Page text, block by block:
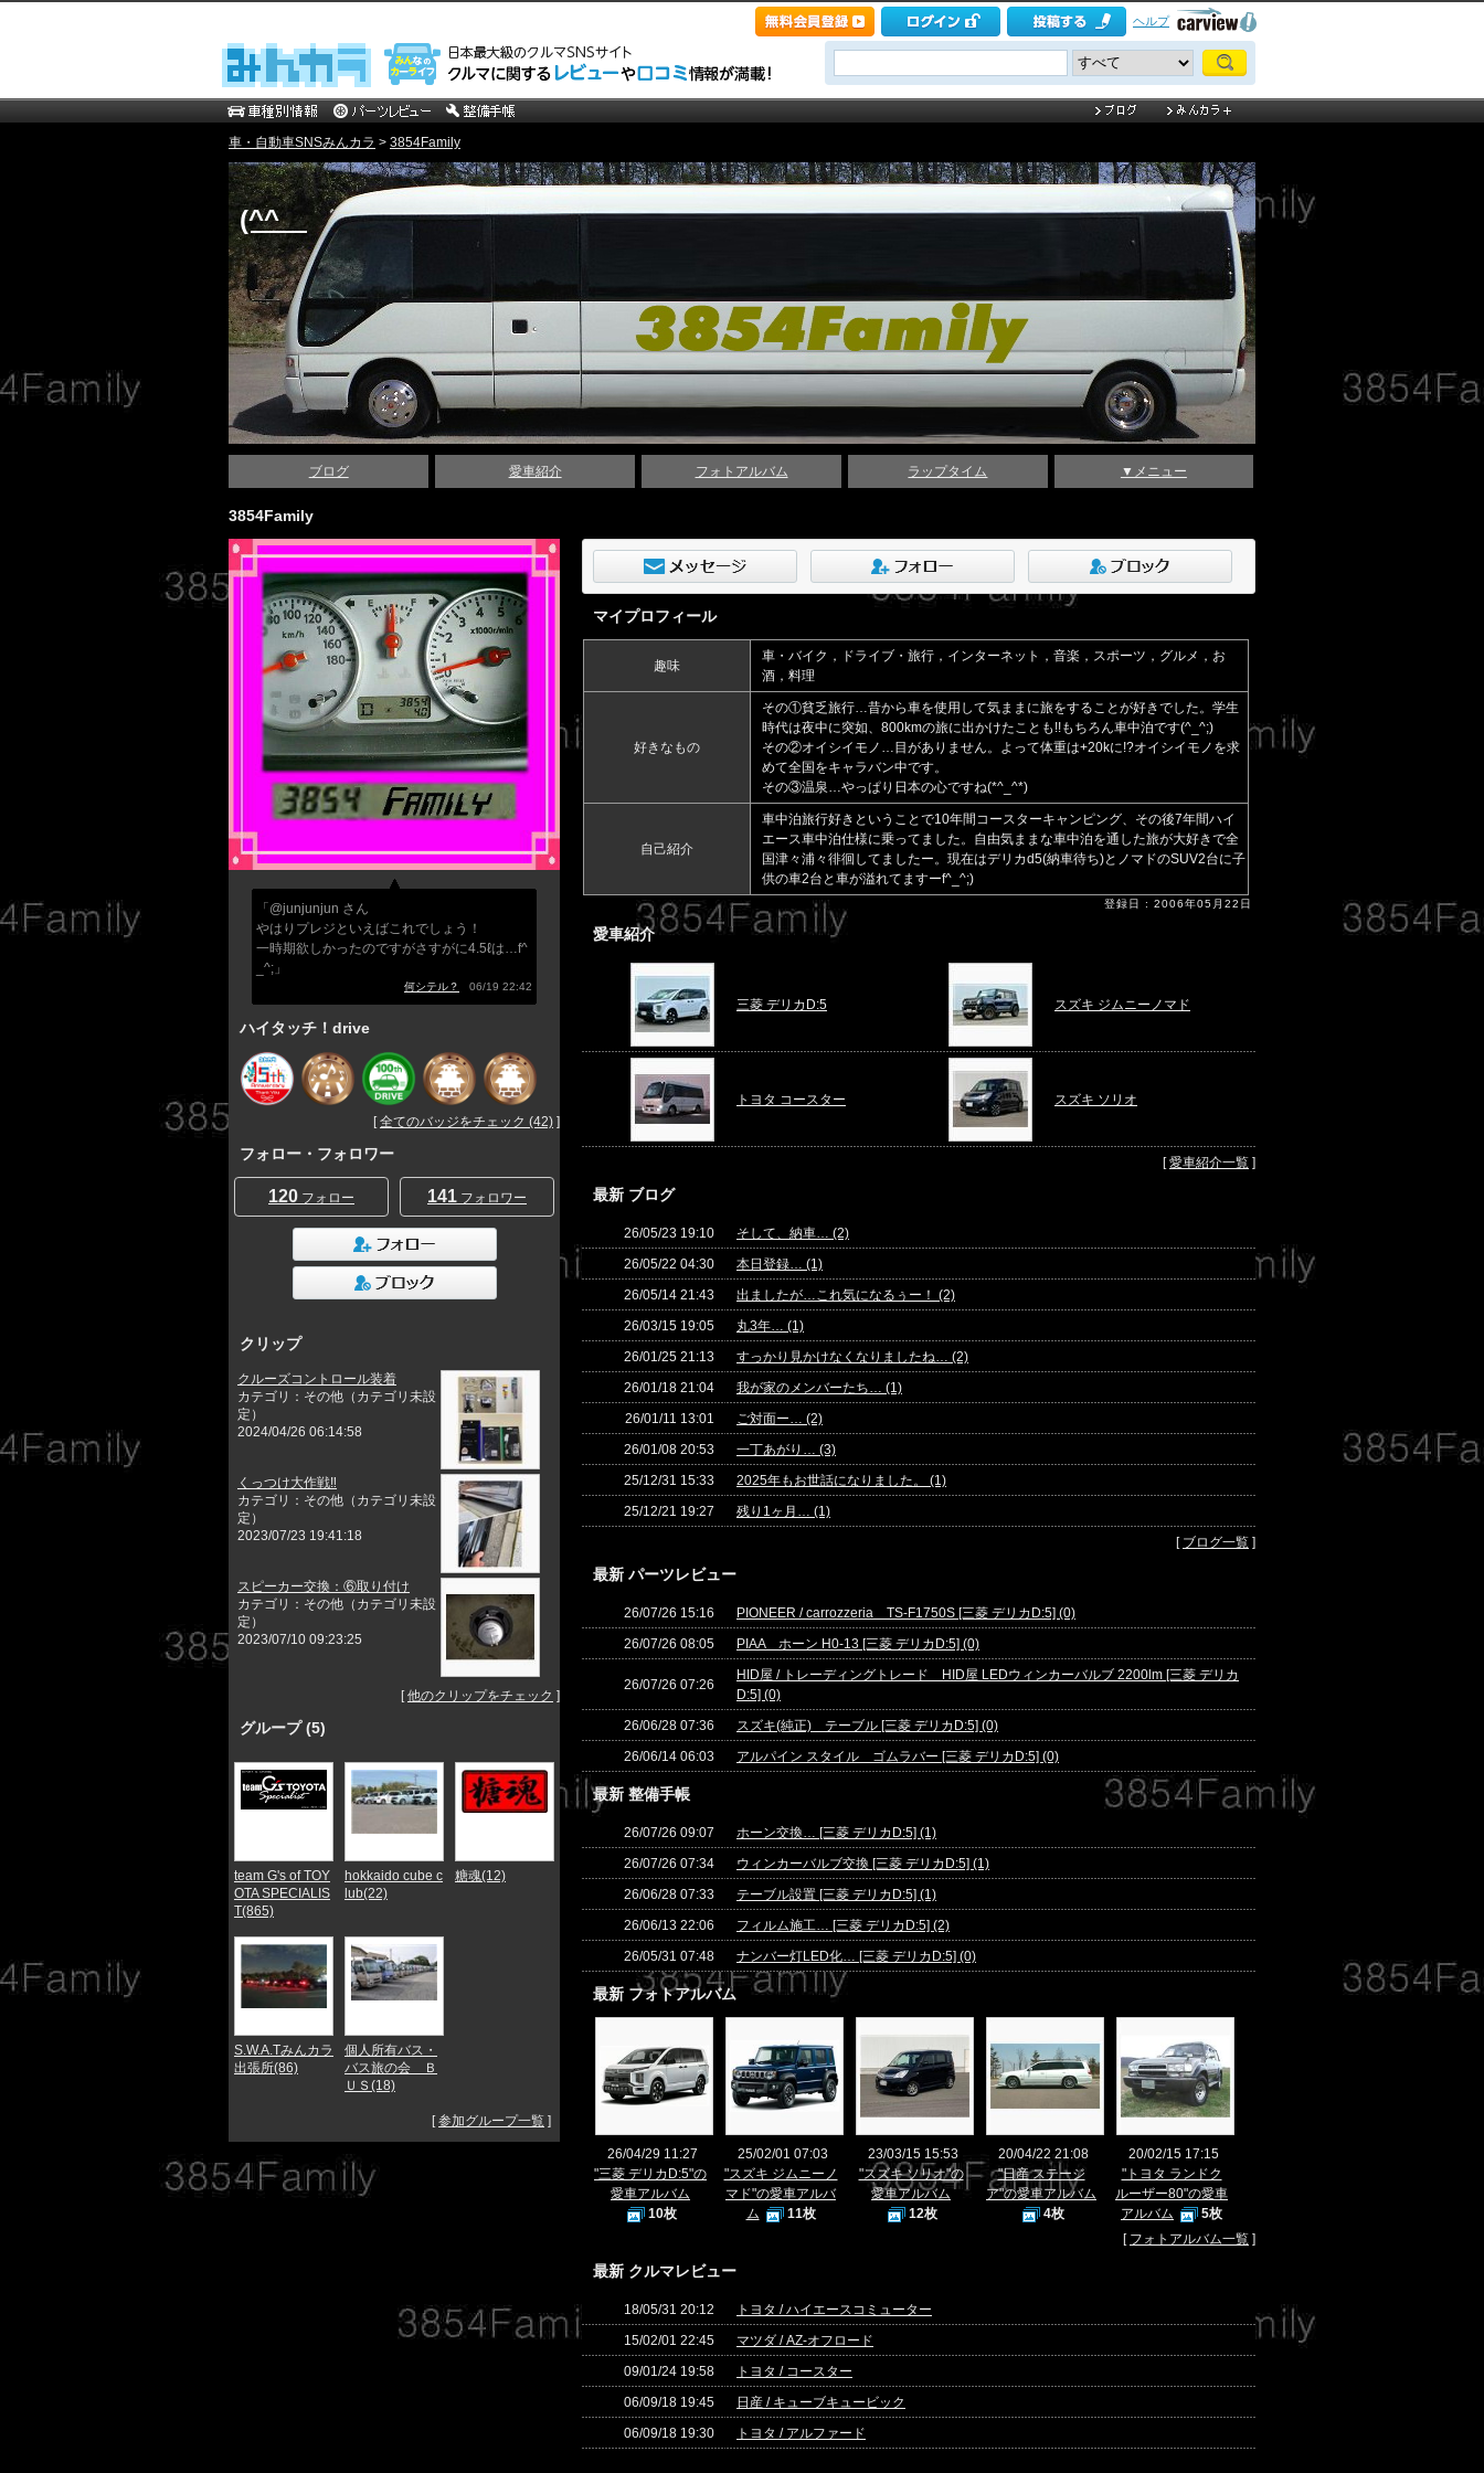
ヘルプ
車・自動車SNSみんカラ > 3854Family
(^^ゞ
ブログ 愛車紹介 フォトアルバム ラップタイム ▼メニュー
3854Family
「@junjunjun さん
やはりプレジといえばこれでしょう！
一時期欲しかったのですがさすがに4.5ℓは…f^
_^;」
何シテル？ 06/19 22:42
ハイタッチ！drive
[全てのバッジをチェック (42) ]
フォロー・フォロワー
120 フォロー 141 フォロワー
クリップ
クルーズコントロール装着
カテゴリ：その他（カテゴリ未設
定）
2024/04/26 06:14:58
くっつけ大作戦‼︎
カテゴリ：その他（カテゴリ未設
定）
2023/07/23 19:41:18
スピーカー交換：⑥取り付け
カテゴリ：その他（カテゴリ未設
定）
2023/07/10 09:23:25
[他のクリップをチェック ]
グループ (5)
team G's of TOY
OTA SPECIALIS
T(865)
hokkaido cube c
lub(22)
糖魂(12)
S.W.A.Tみんカラ
出張所(86)
個人所有バス・
バス旅の会 Ｂ
ＵＳ(18)
[参加グループ一覧 ]
マイプロフィール
趣味
車・バイク，ドライブ・旅行，インターネット，音楽，スポーツ，グルメ，お
酒，料理
好きなもの
その①貧乏旅行…昔から車を使用して気ままに旅をすることが好きでした。学生
時代は夜中に突如、800kmの旅に出かけたことも!!もちろん車中泊です(^_^;)
その②オイシイモノ…目がありません。よって体重は+20kに!?オイシイモノを求
めて全国をキャラバン中です。
その③温泉…やっぱり日本の心ですね(*^_^*)
自己紹介
車中泊旅行好きということで10年間コースターキャンピング、その後7年間ハイ
エース車中泊仕様に乗ってました。自由気ままな車中泊を通した旅が大好きで全
国津々浦々徘徊してましたー。現在はデリカd5(納車待ち)とノマドのSUV2台に子
供の車2台と車が溢れてますーf^_^;)
登録日 : 2006年05月22日
愛車紹介
三菱 デリカD:5 スズキ ジムニーノマド
トヨタ コースター スズキ ソリオ
[愛車紹介一覧 ]
最新 ブログ
26/05/23 19:10
そして、納車… (2)
26/05/22 04:30
本日登録… (1)
26/05/14 21:43
出ましたが…これ気になるぅー！ (2)
26/03/15 19:05
丸3年… (1)
26/01/25 21:13
すっかり見かけなくなりましたね… (2)
26/01/18 21:04
我が家のメンバーたち… (1)
26/01/11 13:01
ご対面ー… (2)
26/01/08 20:53
一丁あがり… (3)
25/12/31 15:33
2025年もお世話になりました。 (1)
25/12/21 19:27
残り1ヶ月… (1)
[ ブログ一覧 ]
最新 パーツレビュー
26/07/26 15:16
PIONEER / carrozzeria TS-F1750S [三菱 デリカD:5] (0)
26/07/26 08:05
PIAA ホーン H0-13 [三菱 デリカD:5] (0)
26/07/26 07:26
HID屋 / トレーディングトレード HID屋 LEDウィンカーバルブ 2200lm [三菱 デリカ
D:5] (0)
26/06/28 07:36
スズキ(純正) テーブル [三菱 デリカD:5] (0)
26/06/14 06:03
アルパイン スタイル ゴムラバー [三菱 デリカD:5] (0)
最新 整備手帳
26/07/26 09:07
ホーン交換… [三菱 デリカD:5] (1)
26/07/26 07:34
ウィンカーバルブ交換 [三菱 デリカD:5] (1)
26/06/28 07:33
テーブル設置 [三菱 デリカD:5] (1)
26/06/13 22:06
フィルム施工… [三菱 デリカD:5] (2)
26/05/31 07:48
ナンバー灯LED化… [三菱 デリカD:5] (0)
最新 フォトアルバム
26/04/29 11:27
"三菱 デリカD:5"の
愛車アルバム
10枚
25/02/01 07:03
"スズキ ジムニーノ
マド"の愛車アルバ
ム
11枚
23/03/15 15:53
"スズキ ソリオ"の
愛車アルバム
12枚
20/04/22 21:08
"日産 ステージ
ア"の愛車アルバム
4枚
20/02/15 17:15
"トヨタ ランドク
ルーザー80"の愛車
アルバム
5枚
[ フォトアルバム一覧 ]
最新 クルマレビュー
18/05/31 20:12
トヨタ / ハイエースコミューター
15/02/01 22:45
マツダ / AZ-オフロード
09/01/24 19:58
トヨタ / コースター
06/09/18 19:45
日産 / キューブキュービック
06/09/18 19:30
トヨタ / アルファード